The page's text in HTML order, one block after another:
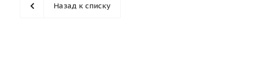
Назад к списку